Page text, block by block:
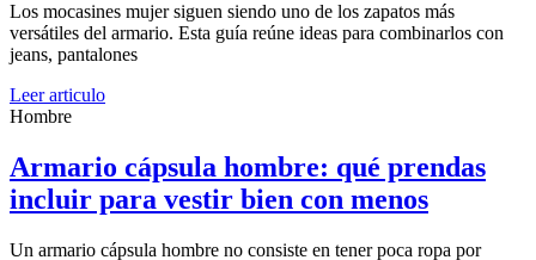
Los mocasines mujer siguen siendo uno de los zapatos más
versátiles del armario. Esta guía reúne ideas para combinarlos con
jeans, pantalones
Leer articulo
Hombre
Armario cápsula hombre: qué prendas
incluir para vestir bien con menos
Un armario cápsula hombre no consiste en tener poca ropa por